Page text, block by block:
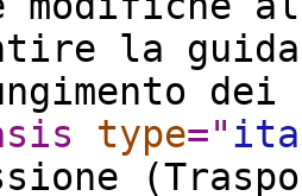
la
type="